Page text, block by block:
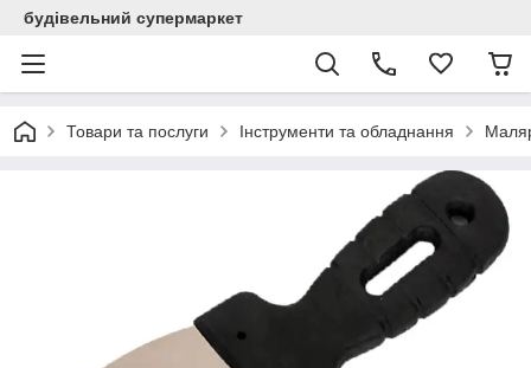
будівельний супермаркет
Товари та послуги Інструменти та обладнання